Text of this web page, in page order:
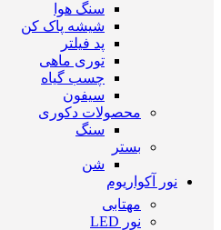
سنگ هوا
شیشه پاک کن
پد فیلتر
توری ماهی
چسب گیاه
سیفون
محصولات دکوری
سنگ
بستر
شن
نور آکواریوم
مهتابی
نور LED